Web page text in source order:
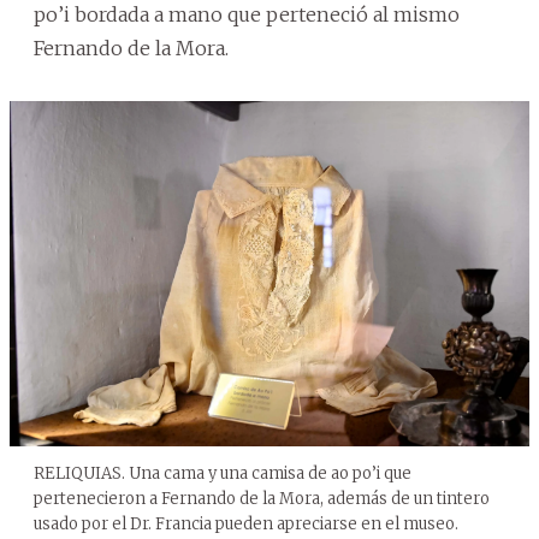
po’i bordada a mano que perteneció al mismo
Fernando de la Mora.
RELIQUIAS. Una cama y una camisa de ao po’i que
pertenecieron a Fernando de la Mora, además de un tintero
usado por el Dr. Francia pueden apreciarse en el museo.